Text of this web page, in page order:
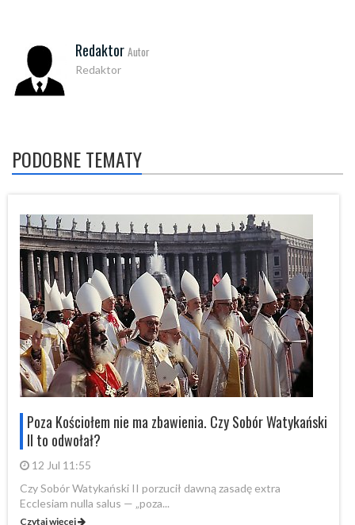
Redaktor Autor
Redaktor
PODOBNE TEMATY
Poza Kościołem nie ma zbawienia. Czy Sobór Watykański
II to odwołał?
12 Jul 11:55
Czy Sobór Watykański II porzucił dawną zasadę extra
Ecclesiam nulla salus — „poza...
Czytaj więcej